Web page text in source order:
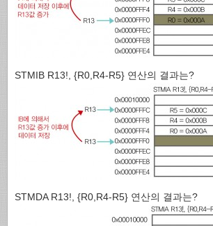
STMIB R13!, {R0,R4-R5} 연산의 결과는?
STMDA R13!, {R0,R4-R5} 연산의 결과는?